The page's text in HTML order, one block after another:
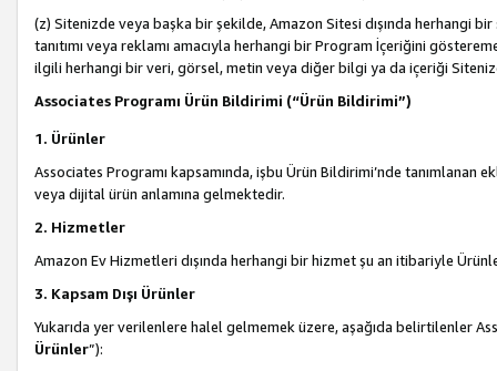
(z) Sitenizde veya başka bir şekilde, Amazon Sitesi dışında herhangi
tanıtımı veya reklamı amacıyla herhangi bir Program İçeriğini
ilgili herhangi bir veri, görsel, metin veya diğer bilgi ya da içeriği
Associates Programı Ürün Bildirimi (“Ürün Bildirimi”)
1. Ürünler
Associates Programı kapsamında, işbu Ürün Bildirimi’nde
veya dijital ürün anlamına gelmektedir.
2. Hizmetler
Amazon Ev Hizmetleri dışında herhangi bir hizmet şu an itibariyle
3. Kapsam Dışı Ürünler
Yukarıda yer verilenlere halel gelmemek üzere, aşağıda belirtilenler
Ürünler”):